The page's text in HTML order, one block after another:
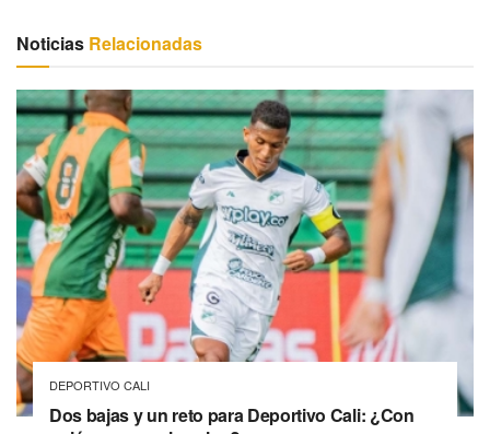
Noticias Relacionadas
DEPORTIVO CALI
Dos bajas y un reto para Deportivo Cali: ¿Con